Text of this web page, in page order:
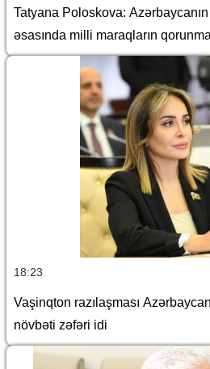
Tatyana Poloskova:
əsasında milli maraqların
18:23
Vaşinqton razılaşması
növbəti zəfəri idi